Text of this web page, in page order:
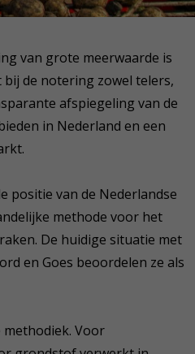
van grote meerwaarde is
de notering zowel telers,
afspiegeling van de
in Nederland en een
positie van de Nederlandse
methode voor het
De huidige situatie met
en Goes beoordelen ze als
methodiek. Voor